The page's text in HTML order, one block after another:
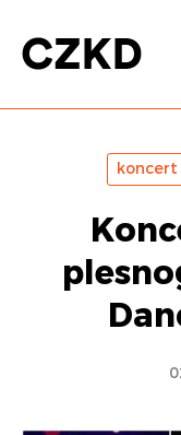
koncert